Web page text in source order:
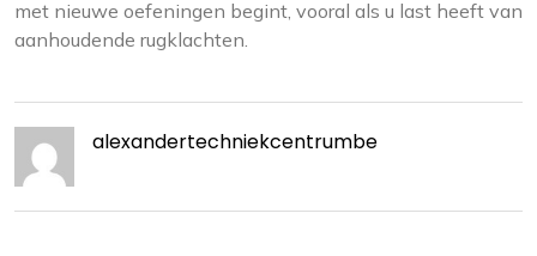
met nieuwe oefeningen begint, vooral als u last heeft van
aanhoudende rugklachten.
alexandertechniekcentrumbe